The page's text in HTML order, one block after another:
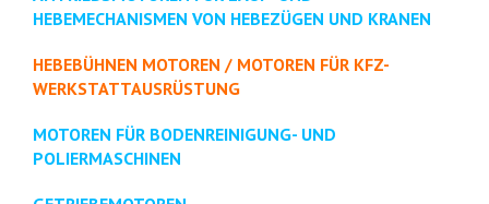
HEBEMECHANISMEN VON HEBEZÜGEN UND KRANEN
HEBEBÜHNEN MOTOREN / MOTOREN FÜR KFZ-
WERKSTATTAUSRÜSTUNG
MOTOREN FÜR BODENREINIGUNG- UND
POLIERMASCHINEN